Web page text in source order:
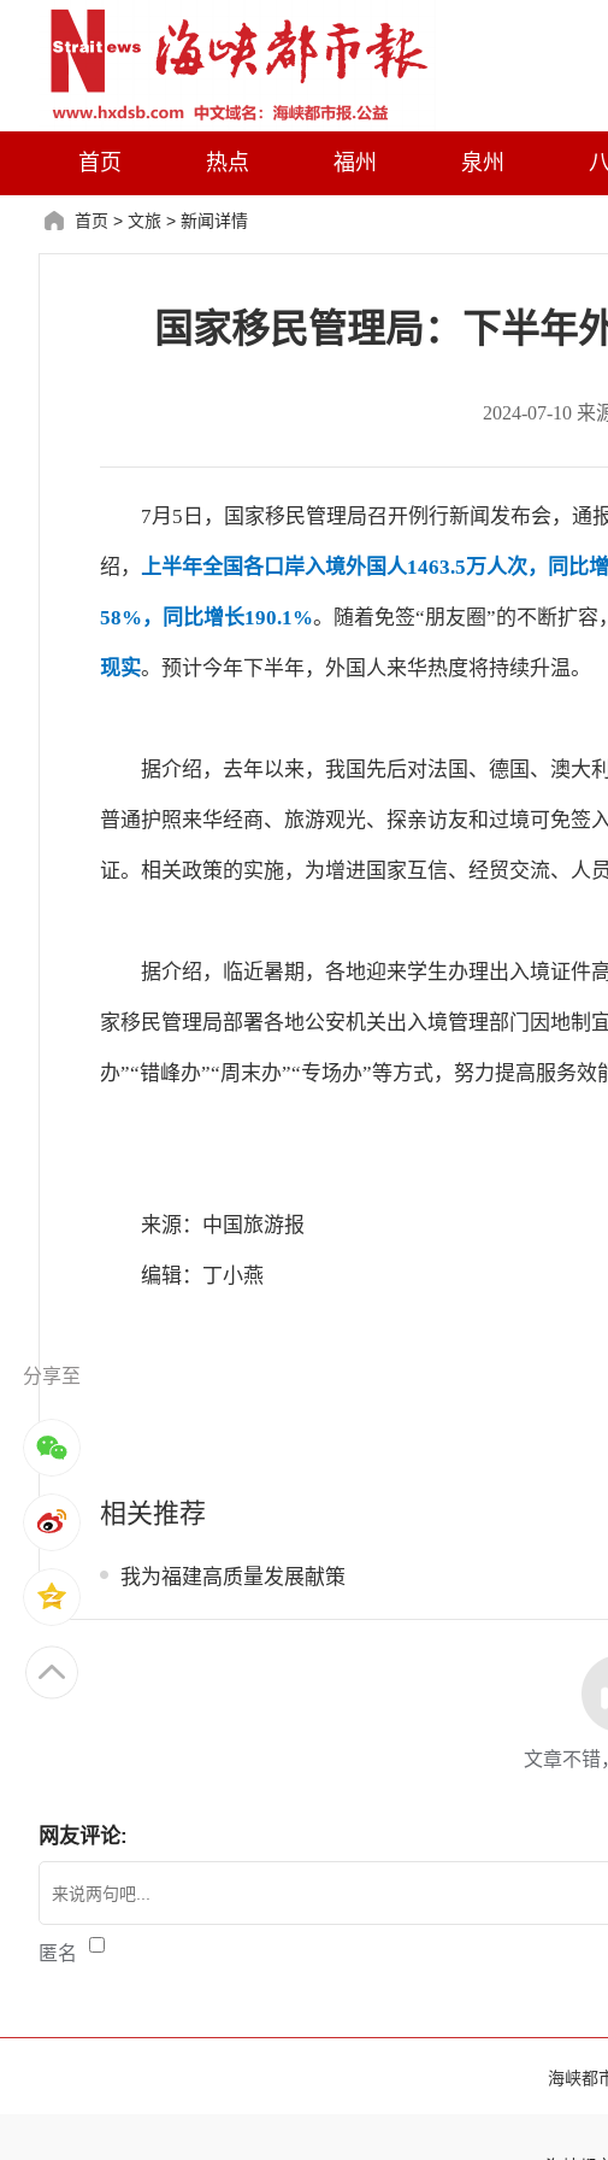
首页 热点 福州 泉州
分享至
首页 > 文旅 > 新闻详情
国家移民管理局：下半年
2024-07-10 来
7月5日，国家移民管理局召开例行新闻发布会，通
绍， 上半年全国各口岸入境外国人1463.5万人次，同比
58%，同比增长190.1%。随着免签“朋友圈”的不断扩容，
现实。预计今年下半年，外国人来华热度将持续升温。
据介绍，去年以来，我国先后对法国、德国、澳大
普通护照来华经商、旅游观光、探亲访友和过境可免签
证。相关政策的实施，为增进国家互信、经贸交流、人
据介绍，临近暑期，各地迎来学生办理出入境证件
家移民管理局部署各地公安机关出入境管理部门因地制
办”“错峰办”“周末办”“专场办”等方式，努力提高服务效
来源：中国旅游报
编辑：丁小燕
相关推荐
我为福建高质量发展献策
文章不错
网友评论:
匿名
海峡都